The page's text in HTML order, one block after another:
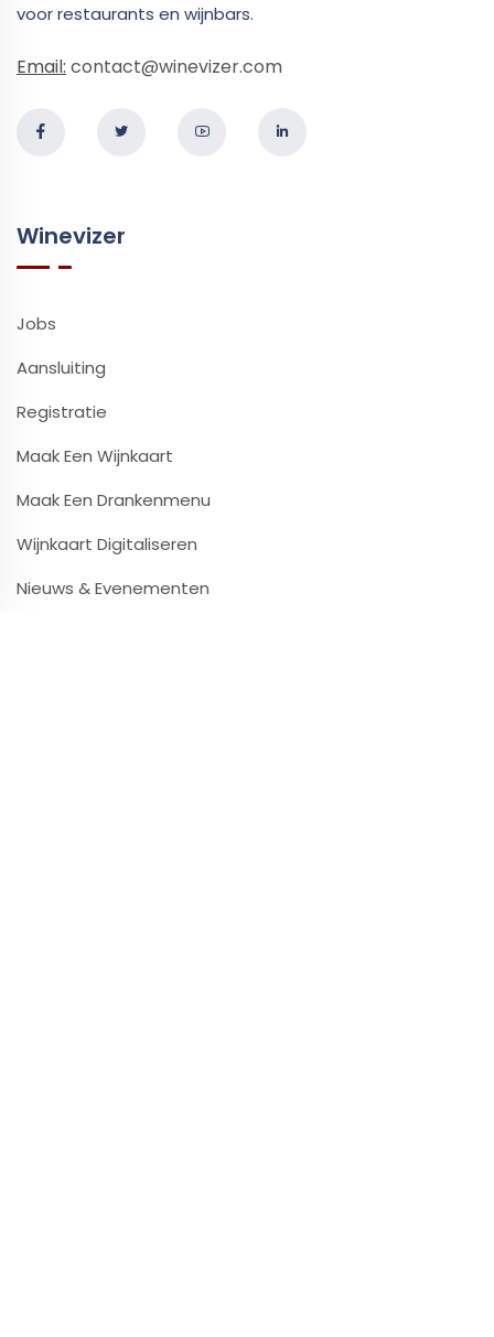
voor restaurants en wijnbars.
Email: contact@winevizer.com
Winevizer
Jobs
Aansluiting
Registratie
Maak Een Wijnkaart
Maak Een Drankenmenu
Wijnkaart Digitaliseren
Nieuws & Evenementen